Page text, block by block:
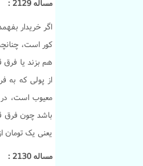
مساله 2129 :
اگر خريدار
کور است،
هم بزند يا
از پولى که به
معيوب است،
باشد چون فرق
يعنى يک تومان
مساله 2130 :